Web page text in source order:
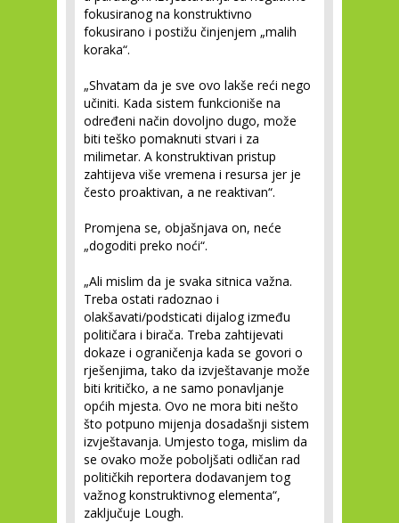
fokusiranog na konstruktivno
fokusirano i postižu činjenjem „malih
koraka“.
„Shvatam da je sve ovo lakše reći nego
učiniti. Kada sistem funkcioniše na
određeni način dovoljno dugo, može
biti teško pomaknuti stvari i za
milimetar. A konstruktivan pristup
zahtijeva više vremena i resursa jer je
često proaktivan, a ne reaktivan“.
Promjena se, objašnjava on, neće
„dogoditi preko noći“.
„Ali mislim da je svaka sitnica važna.
Treba ostati radoznao i
olakšavati/podsticati dijalog između
političara i birača. Treba zahtijevati
dokaze i ograničenja kada se govori o
rješenjima, tako da izvještavanje može
biti kritičko, a ne samo ponavljanje
općih mjesta. Ovo ne mora biti nešto
što potpuno mijenja dosadašnji sistem
izvještavanja. Umjesto toga, mislim da
se ovako može poboljšati odličan rad
političkih reportera dodavanjem tog
važnog konstruktivnog elementa“,
zaključuje Lough.